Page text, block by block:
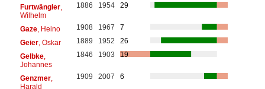
Furtwängler,
Wilhelm
1886 1954 29
Gaze, Heino 1908 1967
7
Geier, Oskar 1889 1952
26
Gelbke,
Johannes
1846 1903 19
Genzmer,
Harald
1909 2007 6